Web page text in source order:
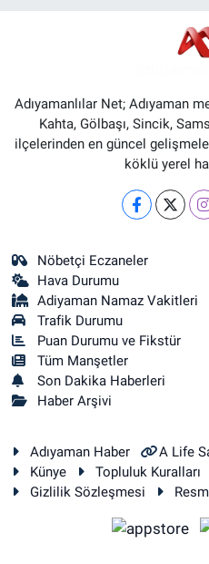
Adıyamanlılar Net; Adıyaman
Kahta, Gölbaşı, Sincik,
ilçelerinden en güncel
köklü yerel
Nöbetçi Eczaneler
Hava Durumu
Adiyaman Namaz Vakitleri
Trafik Durumu
Puan Durumu ve Fikstür
Tüm Manşetler
Son Dakika Haberleri
Haber Arşivi
Adıyaman Haber A Life
Künye
Topluluk Kuralları
Gizlilik Sözleşmesi